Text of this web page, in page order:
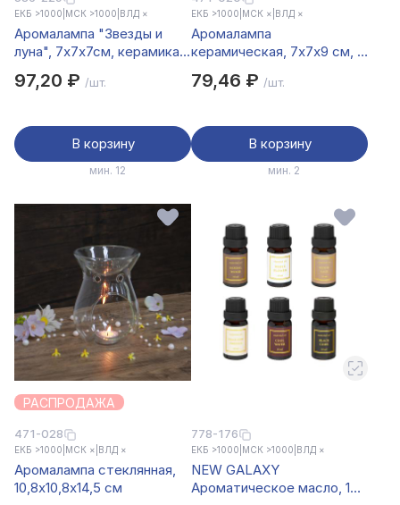
ЕКБ >1000 МСК >1000 ВЛД ×
Аромалампа "Звезды и
луна", 7х7х7см, керамика,
97,20 ₽ /шт.
В корзину
мин. 12
ЕКБ >1000 МСК × ВЛД ×
Аромалампа
керамическая, 7x7x9 см, 2
79,46 ₽ /шт.
В корзину
мин. 2
РАСПРОДАЖА
471-028
ЕКБ >1000 МСК × ВЛД ×
Аромалампа стеклянная,
10,8x10,8x14,5 см
778-176
ЕКБ >1000 МСК >1000 ВЛД ×
NEW GALAXY
Ароматическое масло, 10